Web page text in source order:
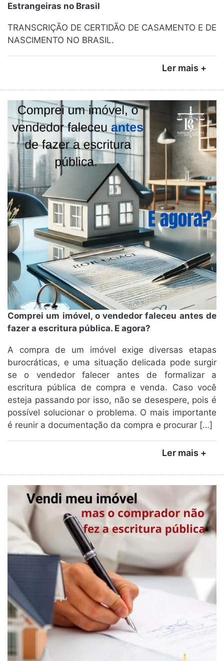
Estrangeiras no Brasil
TRANSCRIÇÃO DE CERTIDÃO DE CASAMENTO E DE
NASCIMENTO NO BRASIL.
Ler mais +
Comprei um imóvel, o vendedor faleceu antes de
fazer a escritura pública. E agora?
A compra de um imóvel exige diversas etapas
burocráticas, e uma situação delicada pode surgir
se o vendedor falecer antes de formalizar a
escritura pública de compra e venda. Caso você
esteja passando por isso, não se desespere, pois é
possível solucionar o problema. O mais importante
é reunir a documentação da compra e procurar […]
Ler mais +